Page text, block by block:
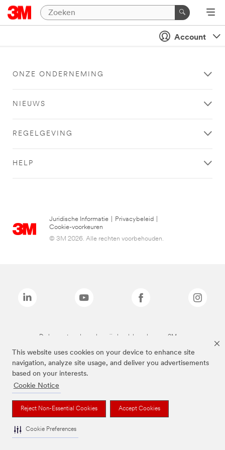
This website uses cookies on your device to enhance site
navigation, analyze site usage, and deliver you advertisements
based on your interests.
Cookie Notice
Reject Non-Essential Cookies Accept Cookies
Cookie Preferences
Account
ONZE ONDERNEMING
NIEUWS
REGELGEVING
HELP
Juridische Informatie Privacybeleid
Cookie-voorkeuren
© 3M 2026. Alle rechten voorbehouden.
De bovenstaande merken zijn handelsmerken van 3M.we